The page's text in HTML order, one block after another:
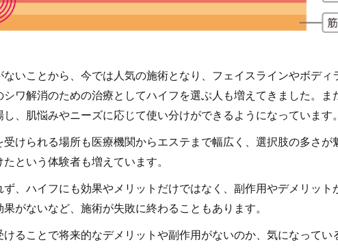
ないことから、今では人気の施術となり、フェイスラインやボディ
シワ解消のための治療としてハイフを選ぶ人も増えてきました。ま
、肌悩みやニーズに応じて使い分けができるようになっています。
受けられる場所も医療機関からエステまで幅広く、選択肢の多さが
という体験者も増えています。
ず、ハイフにも効果やメリットだけではなく、副作用やデメリット
がないなど、施術が失敗に終わることもあります。
けることで将来的なデメリットや副作用がないのか、気になってい